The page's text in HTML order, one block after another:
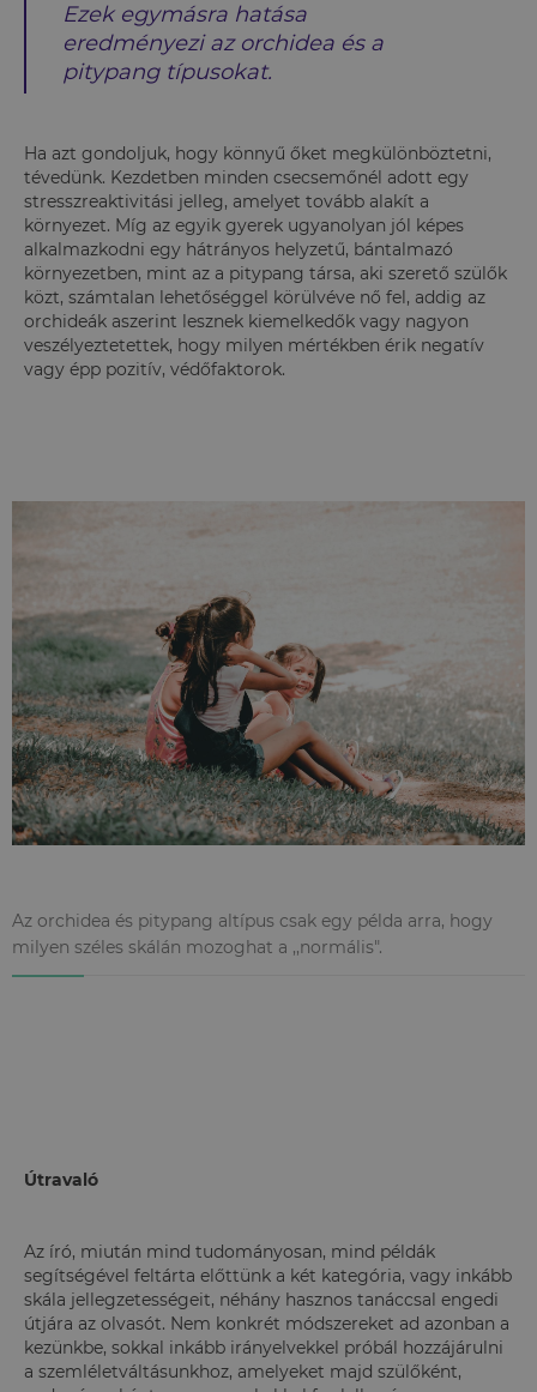
Ezek egymásra hatása
eredményezi az orchidea és a
pitypang típusokat.
Ha azt gondoljuk, hogy könnyű őket megkülönböztetni,
tévedünk. Kezdetben minden csecsemőnél adott egy
stresszreaktivitási jelleg, amelyet tovább alakít a
környezet. Míg az egyik gyerek ugyanolyan jól képes
alkalmazkodni egy hátrányos helyzetű, bántalmazó
környezetben, mint az a pitypang társa, aki szerető szülők
közt, számtalan lehetőséggel körülvéve nő fel, addig az
orchideák aszerint lesznek kiemelkedők vagy nagyon
veszélyeztetettek, hogy milyen mértékben érik negatív
vagy épp pozitív, védőfaktorok.
Az orchidea és pitypang altípus csak egy példa arra, hogy
milyen széles skálán mozoghat a ,,normális".
Útravaló
Az író, miután mind tudományosan, mind példák
segítségével feltárta előttünk a két kategória, vagy inkább
skála jellegzetességeit, néhány hasznos tanáccsal engedi
útjára az olvasót. Nem konkrét módszereket ad azonban a
kezünkbe, sokkal inkább irányelvekkel próbál hozzájárulni
a szemléletváltásunkhoz, amelyeket majd szülőként,